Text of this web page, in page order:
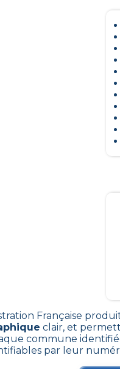
Française
clair, et
commune
par leur